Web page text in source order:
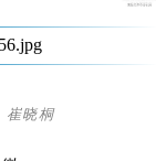
崔晓桐